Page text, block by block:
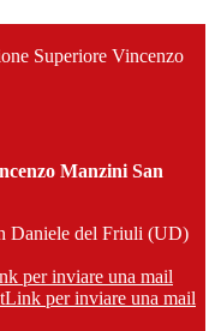
Superiore Vincenzo
Manzini San
Daniele del Friuli (UD)
per inviare una mail
Link per inviare una mail